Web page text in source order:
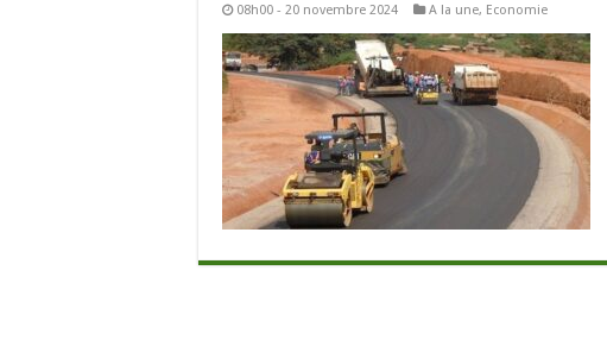
08h00 - 20 novembre 2024 A la une, Economie